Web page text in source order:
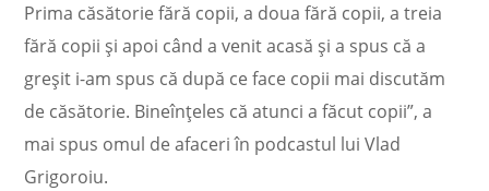
Prima căsătorie fără copii, a doua fără copii, a treia
fără copii și apoi când a venit acasă și a spus că a
greșit i-am spus că după ce face copii mai discutăm
de căsătorie. Bineînțeles că atunci a făcut copii”, a
mai spus omul de afaceri în podcastul lui Vlad
Grigoroiu.